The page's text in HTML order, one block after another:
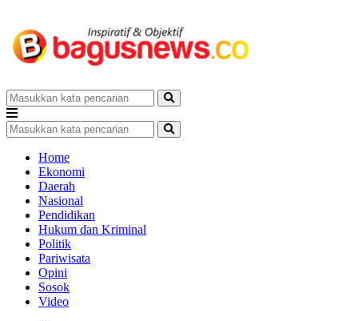
Home
Ekonomi
Daerah
Nasional
Pendidikan
Hukum dan Kriminal
Politik
Pariwisata
Opini
Sosok
Video